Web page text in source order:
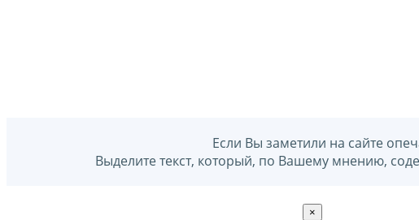
Если Вы заметили на сайте
Выделите текст, который, по Вашему мнению,
×